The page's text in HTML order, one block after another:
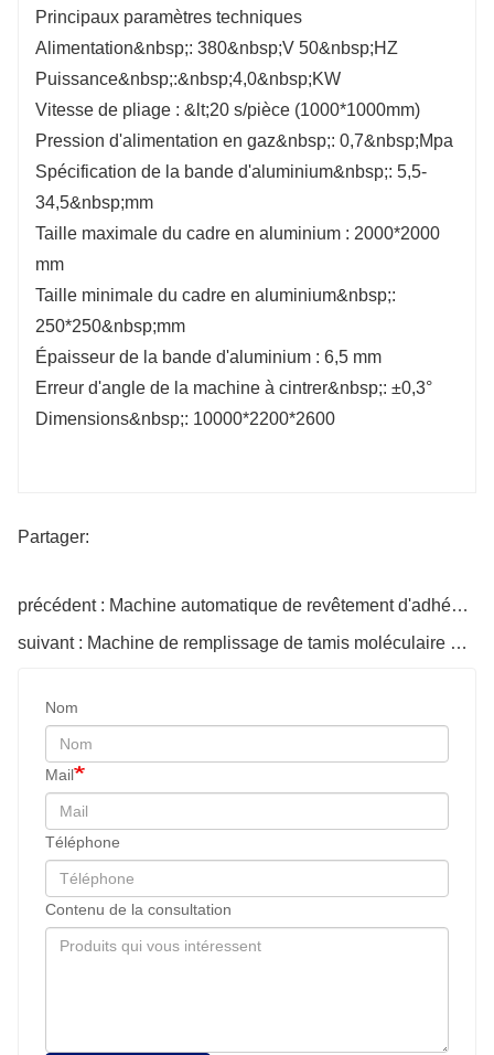
Principaux paramètres techniques
Alimentation&nbsp;: 380&nbsp;V 50&nbsp;HZ
Puissance&nbsp;:&nbsp;4,0&nbsp;KW
Vitesse de pliage : &lt;20 s/pièce (1000*1000mm)
Pression d'alimentation en gaz&nbsp;: 0,7&nbsp;Mpa
Spécification de la bande d'aluminium&nbsp;: 5,5-
34,5&nbsp;mm
Taille maximale du cadre en aluminium : 2000*2000
mm
Taille minimale du cadre en aluminium&nbsp;:
250*250&nbsp;mm
Épaisseur de la bande d'aluminium : 6,5 mm
Erreur d'angle de la machine à cintrer&nbsp;: ±0,3°
Dimensions&nbsp;: 10000*2200*2600
Partager:
précédent : Machine automatique de revêtement d'adhésif butyle
suivant : Machine de remplissage de tamis moléculaire entièrement automatique
Nom
Mail
Téléphone
Contenu de la consultation